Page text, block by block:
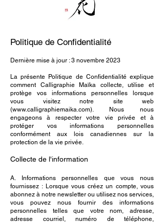
Politique de Confidentialité
Dernière mise à jour : 3 novembre 2023
La présente Politique de Confidentialité explique
comment Calligraphie Maïka collecte, utilise et
protège vos informations personnelles lorsque
vous visitez notre site web
(www.calligraphiemaika.com). Nous nous
engageons à respecter votre vie privée et à
protéger vos informations personnelles
conformément aux lois canadiennes sur la
protection de la vie privée.
Collecte de l'information
A. Informations personnelles que vous nous
fournissez : Lorsque vous créez un compte, vous
abonnez à notre newsletter ou utilisez nos services,
vous pouvez nous fournir des informations
personnelles telles que votre nom, adresse,
adresse courriel, numéro de téléphone,